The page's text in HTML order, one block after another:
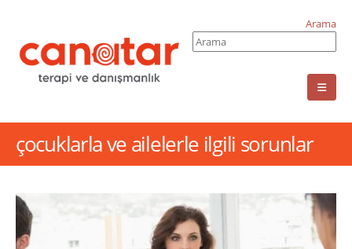
Arama
çocuklarla ve ailelerle ilgili sorunlar